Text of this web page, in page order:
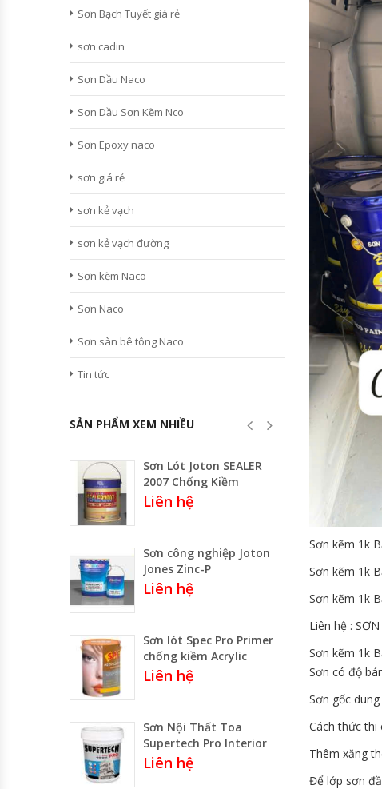
Sơn kẽm 1k
Sơn kẽm 1k
Sơn kẽm 1k
Liên hệ :
Sơn kẽm 1k
Sơn có độ
Sơn gốc
Cách thức thi
Thêm xăng
Để lớp sơn
Sơn Bạch Tuyết giá rẻ
sơn cadin
Sơn Dầu Naco
Sơn Dầu Sơn Kẽm Nco
Sơn Epoxy naco
sơn giá rẻ
sơn kẻ vạch
sơn kẻ vạch đường
Sơn kẽm Naco
Sơn Naco
Sơn sàn bê tông Naco
Tin tức
SẢN PHẨM XEM NHIỀU
Sơn Lót Joton SEALER
2007 Chống Kiềm
Liên hệ
Sơn công nghiệp Joton
Jones Zinc-P
Liên hệ
Sơn lót Spec Pro Primer
chống kiềm Acrylic
Liên hệ
Sơn Nội Thất Toa
Supertech Pro Interior
Liên hệ